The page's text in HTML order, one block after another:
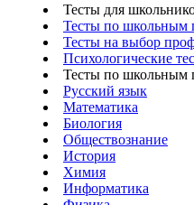
Тесты для
Тесты по школьным
Тесты на выбор
Психологические
Тесты по школьным
Русский язык
Математика
Биология
Обществознание
История
Химия
Информатика